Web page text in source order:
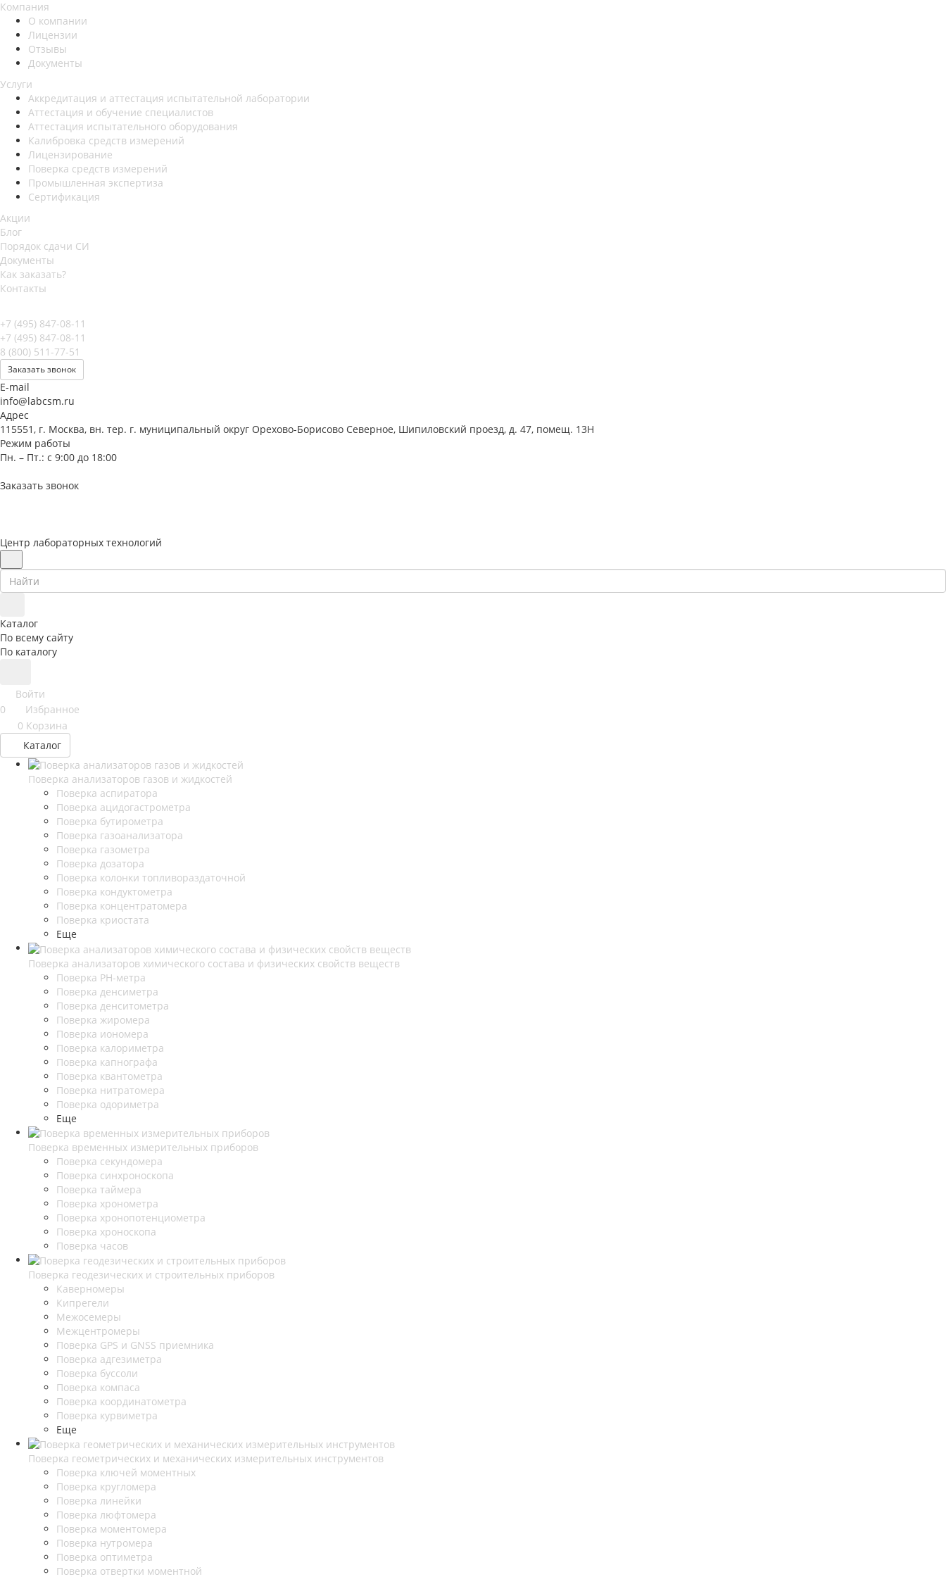
Компания
О компании
Лицензии
Отзывы
Документы
Услуги
Аккредитация и аттестация испытательной лаборатории
Аттестация и обучение специалистов
Аттестация испытательного оборудования
Калибровка средств измерений
Лицензирование
Поверка средств измерений
Промышленная экспертиза
Сертификация
Акции
Блог
Порядок сдачи СИ
Документы
Как заказать?
Контакты
+7 (495) 847-08-11
+7 (495) 847-08-11
8 (800) 511-77-51
Заказать звонок
E-mail
info@labcsm.ru
Адрес
115551, г. Москва, вн. тер. г. муниципальный округ Орехово-Борисово Северное, Шипиловский проезд, д. 47, помещ. 13Н
Режим работы
Пн. – Пт.: с 9:00 до 18:00
Заказать звонок
Центр лабораторных технологий
Каталог
По всему сайту
По каталогу
Войти
0
Избранное
0 Корзина
Каталог
Поверка анализаторов газов и жидкостей
Поверка аспиратора
Поверка ацидогастрометра
Поверка бутирометра
Поверка газоанализатора
Поверка газометра
Поверка дозатора
Поверка колонки топливораздаточной
Поверка кондуктометра
Поверка концентратомера
Поверка криостата
Еще
Поверка анализаторов химического состава и физических свойств веществ
Поверка PH-метра
Поверка денсиметра
Поверка денситометра
Поверка жиромера
Поверка иономера
Поверка калориметра
Поверка капнографа
Поверка квантометра
Поверка нитратомера
Поверка одориметра
Еще
Поверка временных измерительных приборов
Поверка секундомера
Поверка синхроноскопа
Поверка таймера
Поверка хронометра
Поверка хронопотенциометра
Поверка хроноскопа
Поверка часов
Поверка геодезических и строительных приборов
Каверномеры
Кипрегели
Межосемеры
Межцентромеры
Поверка GPS и GNSS приемника
Поверка адгезиметра
Поверка буссоли
Поверка компаса
Поверка координатометра
Поверка курвиметра
Еще
Поверка геометрических и механических измерительных инструментов
Поверка ключей моментных
Поверка кругломера
Поверка линейки
Поверка люфтомера
Поверка моментомера
Поверка нутромера
Поверка оптиметра
Поверка отвертки моментной